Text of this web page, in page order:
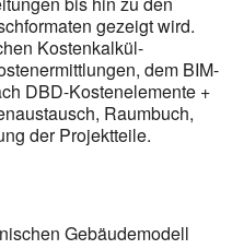
gezeigt wird.
Kostenkalkül-
dem BIM-
DBD-Kostenelemente +
Raumbuch,
der Projektteile.
Gebäudemodell